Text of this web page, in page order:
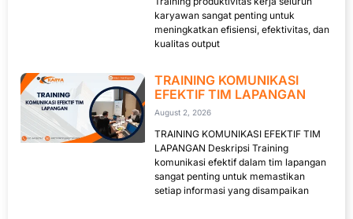
karyawan sangat penting untuk
meningkatkan efisiensi, efektivitas, dan
kualitas output
TRAINING KOMUNIKASI
EFEKTIF TIM LAPANGAN
August 2, 2026
TRAINING KOMUNIKASI EFEKTIF TIM
LAPANGAN Deskripsi Training
komunikasi efektif dalam tim lapangan
sangat penting untuk memastikan
setiap informasi yang disampaikan